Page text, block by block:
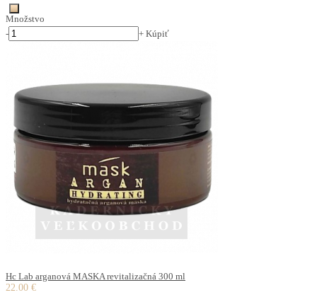
Množstvo
-
+ Kúpiť
Hc Lab arganová MASKA revitalizačná 300 ml
22.00 €